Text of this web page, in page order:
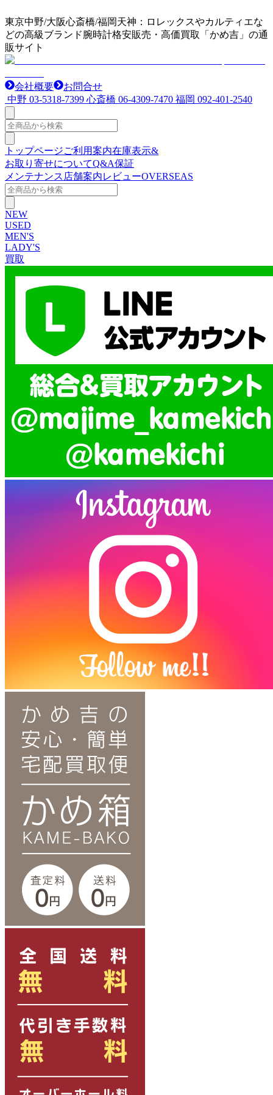
東京中野/大阪心斎橋/福岡天神：ロレックスやカルティエな
どの高級ブランド腕時計格安販売・高価買取「かめ吉」の通
販サイト
会社概要
お問合せ
中野 03-5318-7399 心斎橋 06-4309-7470 福岡 092-401-2540
トップページご利用案内在庫表示&
お取り寄せについてQ&A保証
メンテナンス 店舗案内レビューOVERSEAS
NEW
USED
MEN'S
LADY'S
買取